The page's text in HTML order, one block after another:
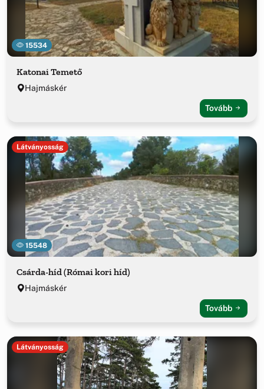
15534
Katonai Temető
Hajmáskér
Tovább
15548
Látványosság
Csárda-híd (Római kori híd)
Hajmáskér
Tovább
Látványosság